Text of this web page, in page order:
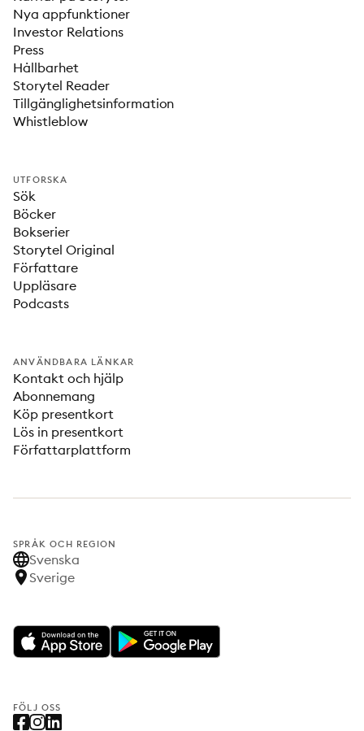
Nya appfunktioner
Investor Relations
Press
Hållbarhet
Storytel Reader
Tillgänglighetsinformation
Whistleblow
UTFORSKA
Sök
Böcker
Bokserier
Storytel Original
Författare
Uppläsare
Podcasts
ANVÄNDBARA LÄNKAR
Kontakt och hjälp
Abonnemang
Köp presentkort
Lös in presentkort
Författarplattform
SPRÅK OCH REGION
Svenska
Sverige
FÖLJ OSS